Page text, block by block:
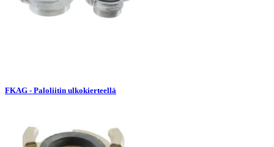
FKAG - Paloliitin ulkokierteellä